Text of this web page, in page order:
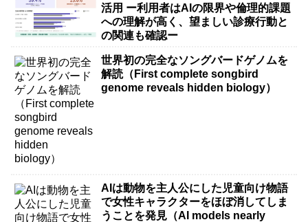
活用 ー利用者はAIの限界や倫理的課題
への理解が高く、望ましい診療行動と
の関連も確認ー
世界初の完全なソングバードゲノムを
解読（First complete songbird
genome reveals hidden biology）
AIは動物を主人公にした児童向け物語
で女性キャラクターをほぼ消してしま
うことを発見（AI models nearly